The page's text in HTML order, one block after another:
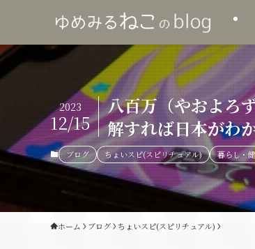
八百万（やおよろ
解すれば日本がわ
2023
12/15
ブログ ちょいスピ(スピリチュアル) 暮らし・
ホーム ブログ ちょいスピ(スピリチュアル)